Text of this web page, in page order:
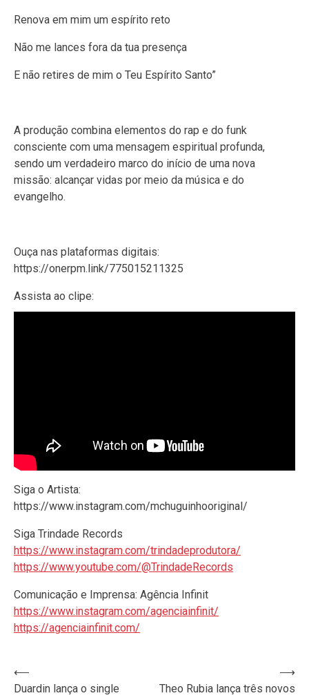
Renova em mim um espírito reto
Não me lances fora da tua presença
E não retires de mim o Teu Espírito Santo”
A produção combina elementos do rap e do funk
consciente com uma mensagem espiritual profunda,
sendo um verdadeiro marco do início de uma nova
missão: alcançar vidas por meio da música e do
evangelho.
Ouça nas plataformas digitais:
https://onerpm.link/775015211325
Assista ao clipe:
Siga o Artista:
https://www.instagram.com/mchuguinhooriginal/
Siga Trindade Records
https://www.instagram.com/trindadeprodutora/
https://www.youtube.com/@TrindadeRecords
Comunicação e Imprensa: Agência Infinit
https://www.instagram.com/agenciainfinit/
https://agenciainfinit.com/
Navegação
de
⟵
Duardin lança o single
Theo Rubia lança três novos
⟶